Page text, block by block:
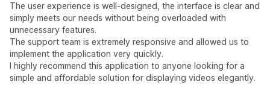
The user experience is well-designed, the interface is clear and
simply meets our needs without being overloaded with
unnecessary features.
The support team is extremely responsive and allowed us to
implement the application very quickly.
I highly recommend this application to anyone looking for a
simple and affordable solution for displaying videos elegantly.